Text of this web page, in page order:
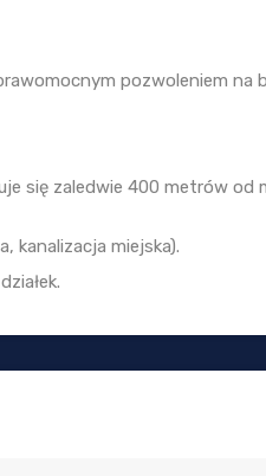
pozwoleniem na
się zaledwie 400 metrów od
kanalizacja miejska).